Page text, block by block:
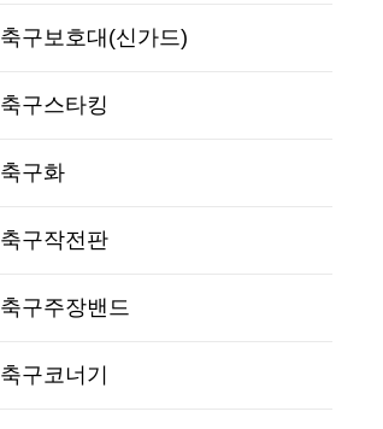
축구보호대(신가드)
축구스타킹
축구화
축구작전판
축구주장밴드
축구코너기